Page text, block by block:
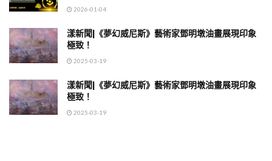
2026-01-04
漾新聞|《夢幻威尼斯》藝術家鄧明墩油畫展現印象
極致！
2025-03-19
漾新聞|《夢幻威尼斯》藝術家鄧明墩油畫展現印象
極致！
2025-03-19